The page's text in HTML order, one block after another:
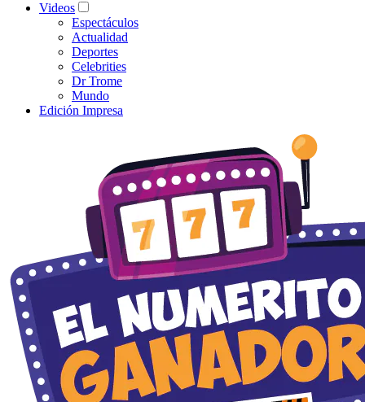
Videos
Espectáculos
Actualidad
Deportes
Celebrities
Dr Trome
Mundo
Edición Impresa